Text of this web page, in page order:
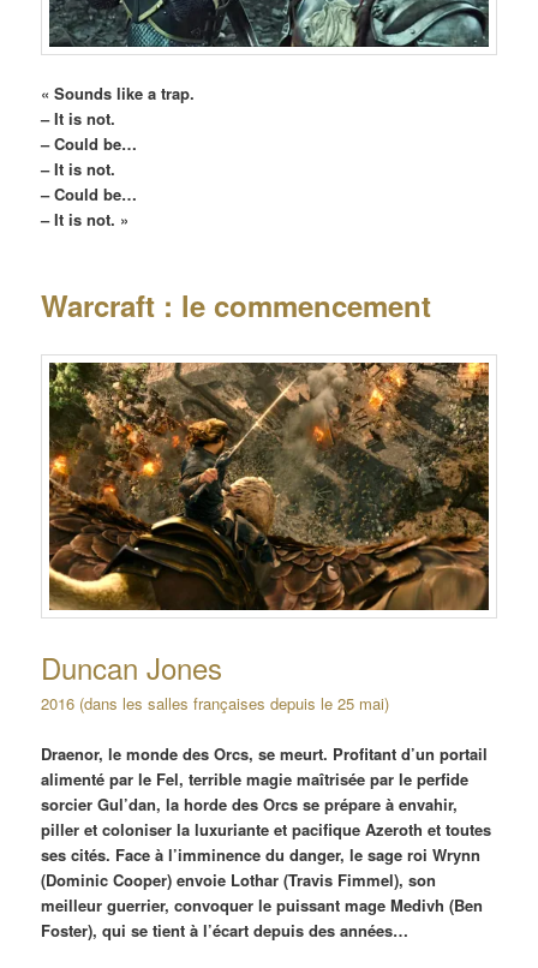
« Sounds like a trap.
– It is not.
– Could be…
– It is not.
– Could be…
– It is not. »
Warcraft : le commencement
Duncan Jones
2016 (dans les salles françaises depuis le 25 mai)
Draenor, le monde des Orcs, se meurt. Profitant d’un portail
alimenté par le Fel, terrible magie maîtrisée par le perfide
sorcier Gul’dan, la horde des Orcs se prépare à envahir,
piller et coloniser la luxuriante et pacifique Azeroth et toutes
ses cités. Face à l’imminence du danger, le sage roi Wrynn
(Dominic Cooper) envoie Lothar (Travis Fimmel), son
meilleur guerrier, convoquer le puissant mage Medivh (Ben
Foster), qui se tient à l’écart depuis des années…